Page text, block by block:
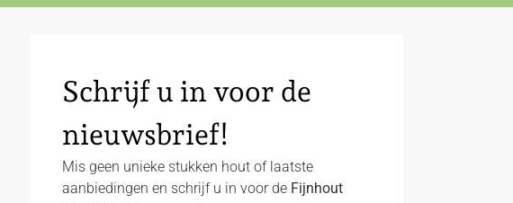
Schrijf u in voor de
nieuwsbrief!
Mis geen unieke stukken hout of laatste
aanbiedingen en schrijf u in voor de Fijnhout